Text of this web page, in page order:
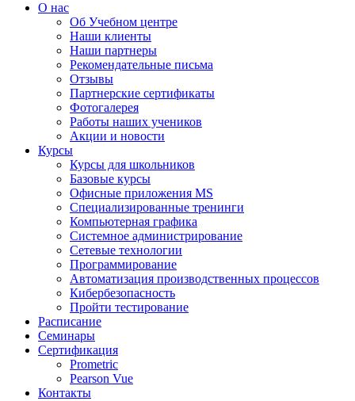
О нас
Об Учебном центре
Наши клиенты
Наши партнеры
Рекомендательные письма
Отзывы
Партнерские сертификаты
Фотогалерея
Работы наших учеников
Акции и новости
Курсы
Курсы для школьников
Базовые курсы
Офисные приложения MS
Специализированные тренинги
Компьютерная графика
Системное администрирование
Сетевые технологии
Программирование
Автоматизация производственных процессов
Кибербезопасность
Пройти тестирование
Расписание
Семинары
Сертификация
Prometric
Pearson Vue
Контакты